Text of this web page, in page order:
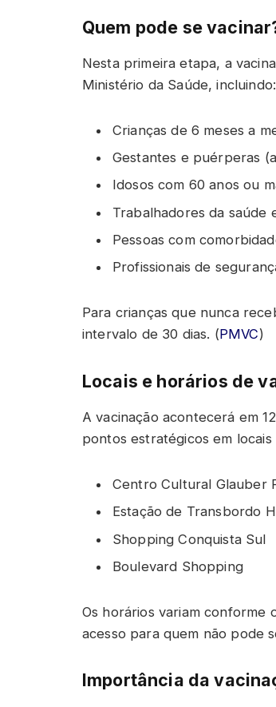
Quem pode se
Nesta primeira etapa, a
Ministério da Saúde, incluindo:
Crianças de 6 meses a
Gestantes e puérperas
Idosos com 60 anos ou
Trabalhadores da saúde
Pessoas com
Profissionais de
Para crianças que nunca
intervalo de 30 dias. (PMVC)
Locais e horários de
A vacinação acontecerá em
pontos estratégicos em
Centro Cultural Glauber
Estação de Transbordo
Shopping Conquista Sul
Boulevard Shopping
Os horários variam conforme
acesso para quem não pode
Importância da